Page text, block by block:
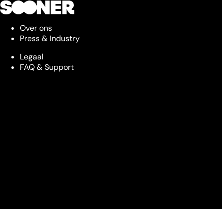
Over ons
Press & Industry
Legaal
FAQ & Support